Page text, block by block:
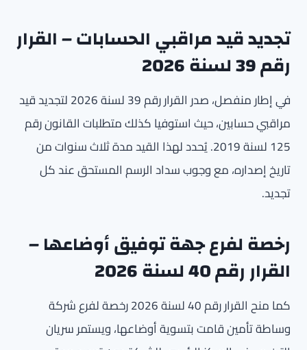
تجديد قيد مراقبي الحسابات – القرار
رقم 39 لسنة 2026
في إطار منفصل، صدر القرار رقم 39 لسنة 2026 لتجديد قيد
مراقبي حسابين، حيث استوفيا كذلك متطلبات القانون رقم
125 لسنة 2019. يُحدد لهذا القيد مدة ثلاث سنوات من
تاريخ إصداره، مع وجوب سداد الرسم المستحق عند كل
تجديد.
رخصة لفرع جهة توفيق أوضاعها –
القرار رقم 40 لسنة 2026
كما منح القرار رقم 40 لسنة 2026 رخصة لفرع شركة
وساطة تأمين قامت بتسوية أوضاعها، ويستمر سريان